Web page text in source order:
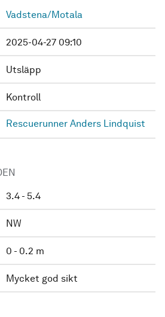
Vadstena/Motala
2025-04-27 09:10
Utsläpp
Kontroll
Rescuerunner Anders Lindquist
3.4 - 5.4
NW
0 - 0.2 m
Mycket god sikt